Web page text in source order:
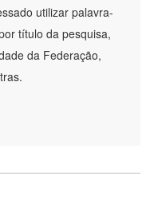
utilizar palavra-
título da pesquisa,
da Federação,